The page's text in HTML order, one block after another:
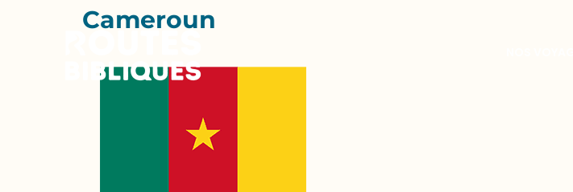
Cameroun